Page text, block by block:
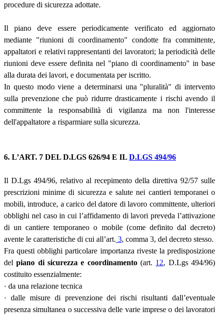
procedure di sicurezza adottate.
Il piano deve essere periodicamente verificato ed aggiornato
mediante "riunioni di coordinamento" condotte fra committente,
appaltatori e relativi rappresentanti dei lavoratori; la periodicità delle
riunioni deve essere definita nel "piano di coordinamento" in base
alla durata dei lavori, e documentata per iscritto.
In questo modo viene a determinarsi una "pluralità" di intervento
sulla prevenzione che può ridurre drasticamente i rischi avendo il
committente la responsabilità di vigilanza ma non l'interesse
dell'appaltatore a risparmiare sulla sicurezza.
6. L’ART. 7 DEL D.LGS 626/94 E IL D.LGS 494/96
Il D.Lgs 494/96, relativo al recepimento della direttiva 92/57 sulle
prescrizioni minime di sicurezza e salute nei cantieri temporanei o
mobili, introduce, a carico del datore di lavoro committente, ulteriori
obblighi nel caso in cui l’affidamento di lavori preveda l’attivazione
di un cantiere temporaneo o mobile (come definito dal decreto)
avente le caratteristiche di cui all’art. 3, comma 3, del decreto stesso.
Fra questi obblighi particolare importanza riveste la predisposizione
delpiano di sicurezza e coordinamento(art. 12, D.Lgs 494/96)
costituito essenzialmente:
· da una relazione tecnica
· dalle misure di prevenzione dei rischi risultanti dall’eventuale
presenza simultanea o successiva delle varie imprese o dei lavoratori